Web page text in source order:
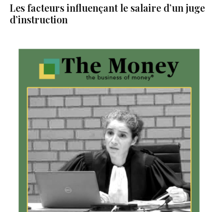
Les facteurs influençant le salaire d’un juge
d’instruction